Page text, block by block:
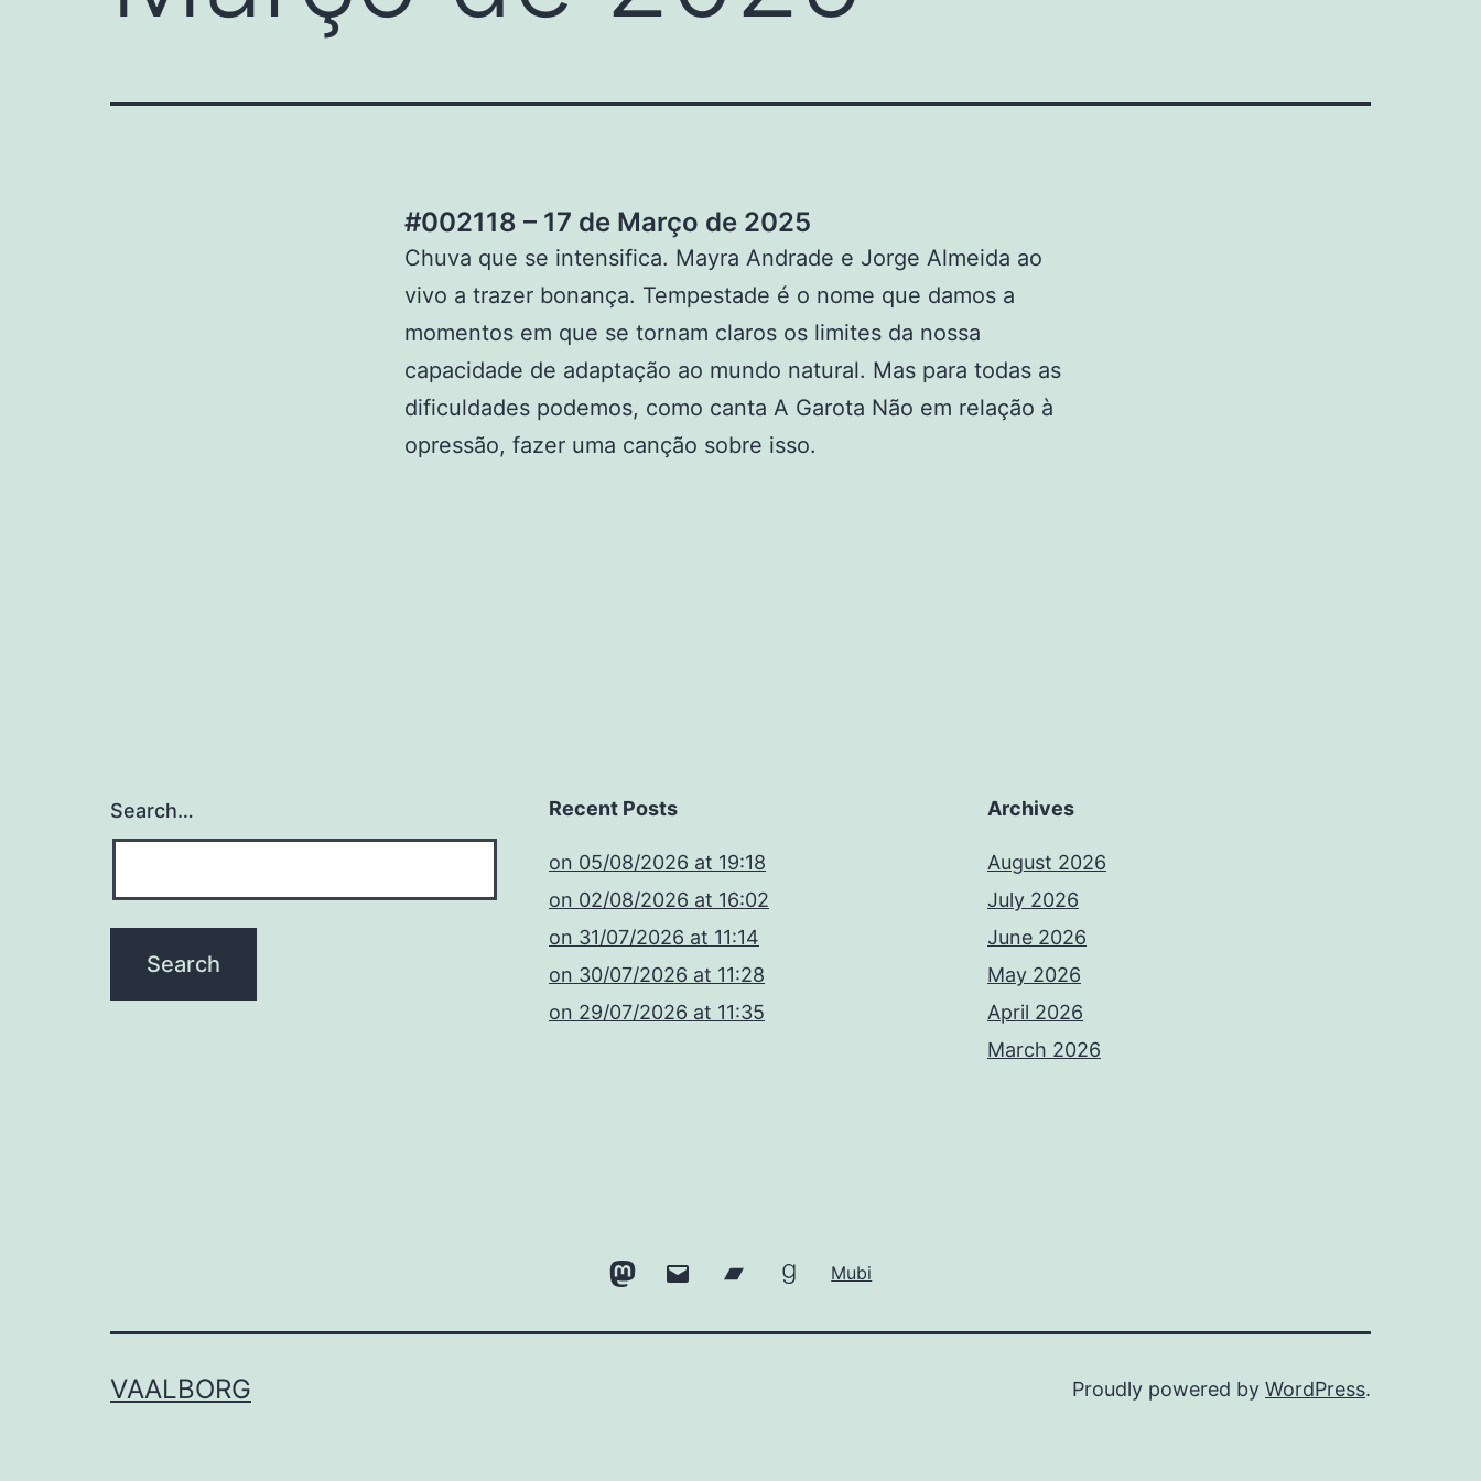
#002118 – 17 de Março de 2025
Chuva que se intensifica. Mayra Andrade e Jorge Almeida ao
vivo a trazer bonança. Tempestade é o nome que damos a
momentos em que se tornam claros os limites da nossa
capacidade de adaptação ao mundo natural. Mas para todas as
dificuldades podemos, como canta A Garota Não em relação à
opressão, fazer uma canção sobre isso.
Search… Recent Posts
​on 05/08/2026 at 19:18
​on 02/08/2026 at 16:02
​on 31/07/2026 at 11:14
​on 30/07/2026 at 11:28
​on 29/07/2026 at 11:35
Archives
August 2026
July 2026
June 2026
May 2026
April 2026
March 2026
MastodonEmail BandcampGoodreads
Mubi
VAALBORG Proudly powered by WordPress.